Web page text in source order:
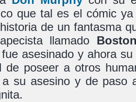
que tal es el cómic
de un fantasma
llamado
asesinado y ahora
de poseer a otros
a su asesino y de paso